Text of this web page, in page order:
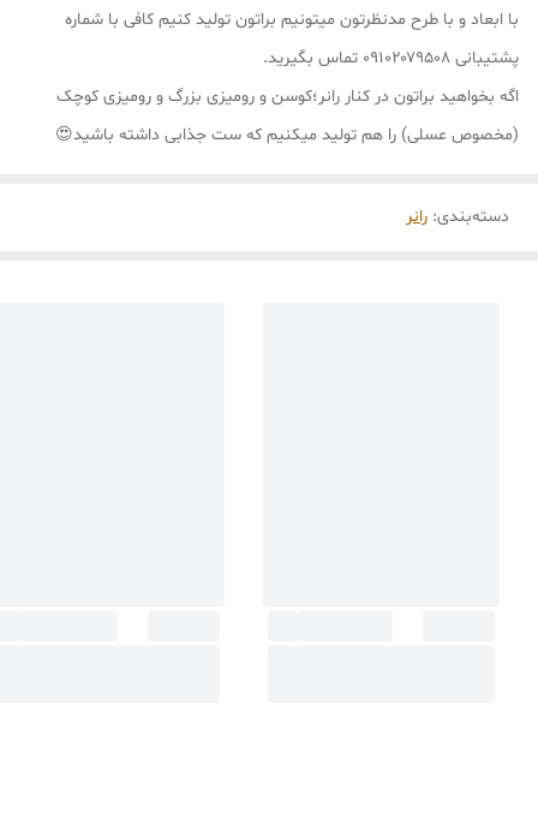
با ابعاد و با طرح مدنظرتون میتونیم براتون تولید کنیم کافی با شماره
پشتیبانی ۰۹۱۰۲۰۷۹۵۰۸ تماس بگیرید.
اگه بخواهید براتون در کنار رانر؛کوسن و رومیزی بزرگ و رومیزی کوچک
(مخصوص عسلی) را هم تولید میکنیم که ست جذابی داشته باشید😍
دسته‌بندی: رانر